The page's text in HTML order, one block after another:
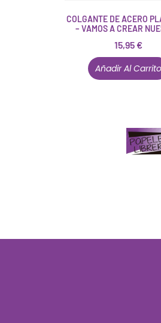
COLGANTE DE ACERO
– VAMOS A CREAR
15,95 €
Añadir Al Carrito